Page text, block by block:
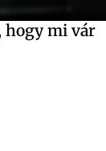
hogy mi vár